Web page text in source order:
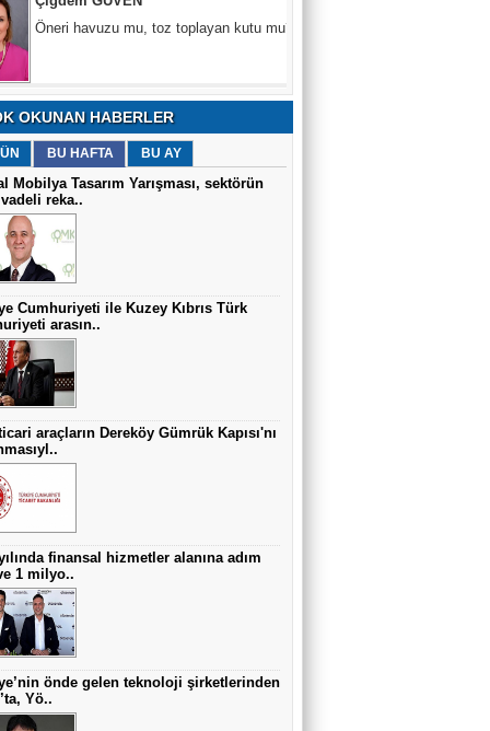
Sezer KOYUN
Köprüden geçen araç değil,
Güney Kore’den yükselen trend:
Dopamin siteleri
Çetin ÜNSALAN
İşsizlik azaldı da…
OKUNAN HABERLER
BU HAFTA BU AY
Mobilya Tasarım Yarışması, sektörün
reka..
Cumhuriyeti ile Kuzey Kıbrıs Türk
arasın..
araçların Dereköy Gümrük Kapısı'nı
finansal hizmetler alanına adım
1 milyo..
önde gelen teknoloji şirketlerinden
Yö..